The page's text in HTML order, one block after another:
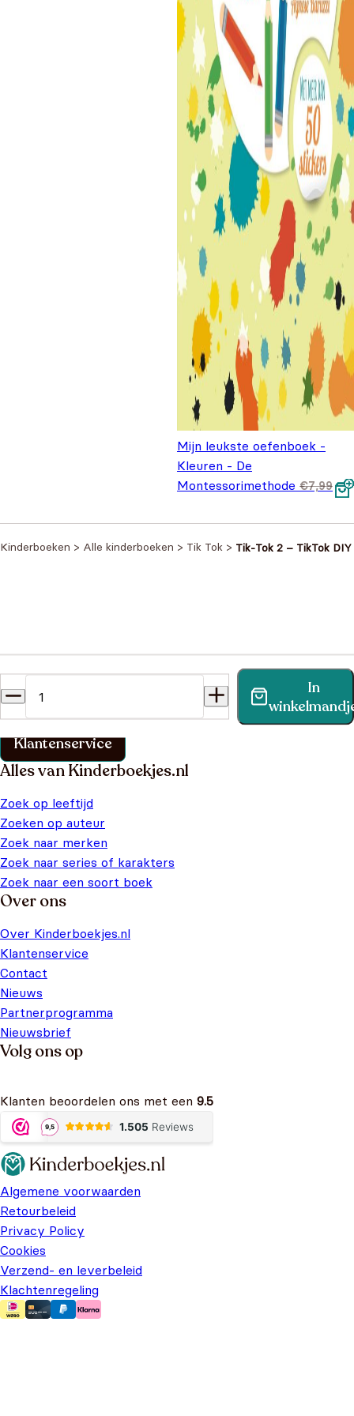
Mijn leukste oefenboek -
Kleuren - De
Montessorimethode €7,99
Oorspronkelijke prijs was:
Huidige prijs is: €5,99.
Kinderboeken > Alle kinderboeken > Tik Tok > Tik-Tok 2 – TikTok DIY
In
Vind binnen no-time antwoord op je vraag op onze
klantenservice pagina.
Klantenservice
Alles van Kinderboekjes.nl
Zoek op leeftijd
Zoeken op auteur
Zoek naar merken
Zoek naar series of karakters
Zoek naar een soort boek
Over ons
Over Kinderboekjes.nl
Klantenservice
Contact
Nieuws
Partnerprogramma
Nieuwsbrief
Volg ons op
Klanten beoordelen ons met een 9.5
Algemene voorwaarden
Retourbeleid
Privacy Policy
Cookies
Verzend- en leverbeleid
Klachtenregeling